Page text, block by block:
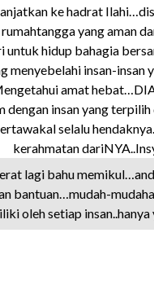
ke hadrat
yang aman
untuk hidup bahagia
menyebelahi insan-
amat
dengan insan yang
selalu
kerahmatan
lagi bahu
bantuan…mudah-
oleh setiap insan..hanya